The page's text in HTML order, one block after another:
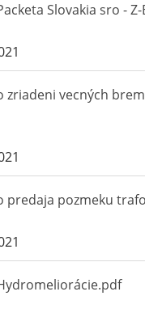
Slovakia sro - Z-
zriadeni vecných
predaja pozmeku